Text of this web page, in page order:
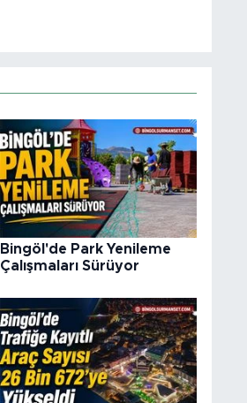
Bingöl'de Park Yenileme
Çalışmaları Sürüyor